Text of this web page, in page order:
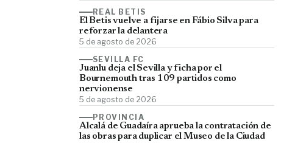
REAL BETIS
El Betis vuelve a fijarse en Fábio Silva para
reforzar la delantera
5 de agosto de 2026
SEVILLA FC
Juanlu deja el Sevilla y ficha por el
Bournemouth tras 109 partidos como
nervionense
5 de agosto de 2026
PROVINCIA
Alcalá de Guadaíra aprueba la contratación de
las obras para duplicar el Museo de la Ciudad